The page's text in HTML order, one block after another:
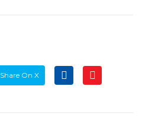
Share On X